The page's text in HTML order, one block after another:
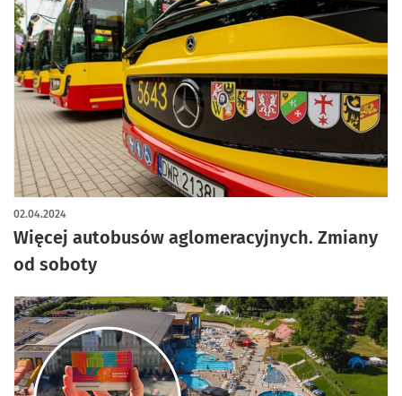
Więcej autobusów aglomeracyjnych. Zmiany
od soboty
02.04.2024
artykuł z galerią zdjęć